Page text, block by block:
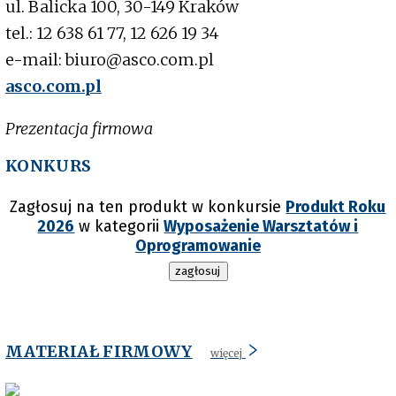
ul. Balicka 100, 30-149 Kraków
tel.: 12 638 61 77, 12 626 19 34
e-mail: biuro@asco.com.pl
asco.com.pl
Prezentacja firmowa
KONKURS
Zagłosuj na ten produkt w konkursie Produkt Roku
2026 w kategorii Wyposażenie Warsztatów i
Oprogramowanie
zagłosuj
MATERIAŁ FIRMOWY więcej